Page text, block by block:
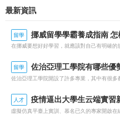
最新資訊
留學 挪威留學學霸養成指南
留學 佐治亞理工學院有哪些優
人才 疫情逼出大學生云端實習